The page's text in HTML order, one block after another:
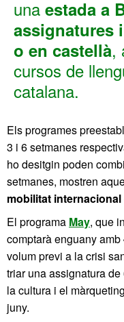
una estada a
assignatures
o en castellà,
cursos de
catalana.
Els programes
3 i 6 setmanes
ho desitgin poden
setmanes, mostren
mobilitat
El programa May, que
comptarà enguany amb
volum previ a la crisi
triar una assignatura
la cultura i el
juny.